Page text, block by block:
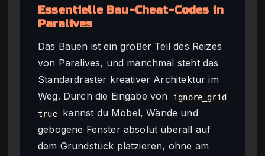
Essentielle Bau-Cheat-Codes in
Paralives
Das Bauen ist ein großer Teil des Reizes
von Paralives, und manchmal steht das
Standardraster kreativer Architektur im
Weg. Durch die Eingabe von
ignore_grid
true
kannst du Möbel, Wände und
gebogene Fenster absolut überall auf
dem Grundstück platzieren, ohne am